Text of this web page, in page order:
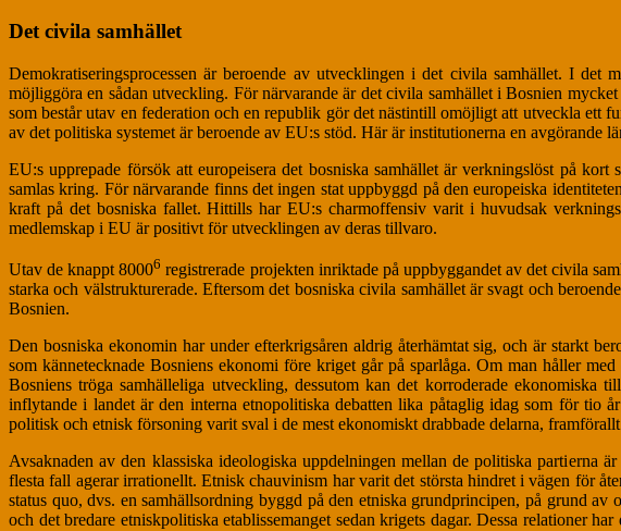
Det civila samhället
Demokratiseringsprocessen är beroende av utvecklingen i det civila samhället. I
möjliggöra en sådan utveckling. För närvarande är det civila samhället i Bosnien
som består utav en federation och en republik gör det nästintill omöjligt att utveckla ett
av det politiska systemet är beroende av EU:s stöd. Här är institutionerna en
EU:s upprepade försök att europeisera det bosniska samhället är verkningslöst på
samlas kring. För närvarande finns det ingen stat uppbyggd på den europeiska
kraft på det bosniska fallet. Hittills har EU:s charmoffensiv varit i huvudsak
medlemskap i EU är positivt för utvecklingen av deras tillvaro.
Utav de knappt 80006 registrerade projekten inriktade på uppbyggandet av det civila
starka och välstrukturerade. Eftersom det bosniska civila samhället är svagt och
Bosnien.
Den bosniska ekonomin har under efterkrigsåren aldrig återhämtat sig, och är starkt
som kännetecknade Bosniens ekonomi före kriget går på sparlåga. Om man håller
Bosniens tröga samhälleliga utveckling, dessutom kan det korroderade ekonomiska
inflytande i landet är den interna etnopolitiska debatten lika påtaglig idag som för tio
politisk och etnisk försoning varit sval i de mest ekonomiskt drabbade delarna,
Avsaknaden av den klassiska ideologiska uppdelningen mellan de politiska partierna
flesta fall agerar irrationellt. Etnisk chauvinism har varit det största hindret i vägen för
status quo, dvs. en samhällsordning byggd på den etniska grundprincipen, på grund
och det bredare etniskpolitiska etablissemanget sedan krigets dagar. Dessa relationer